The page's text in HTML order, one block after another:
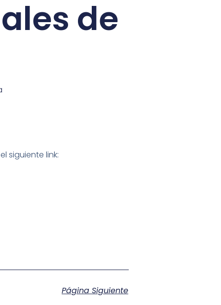
de
siguiente link:
Página Siguiente